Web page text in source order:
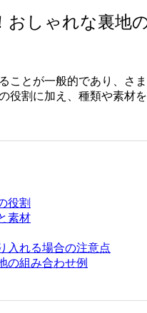
おしゃれな裏地
ことが一般的であり、さ
役割に加え、種類や素材
役割
素材
入れる場合の注意点
の組み合わせ例